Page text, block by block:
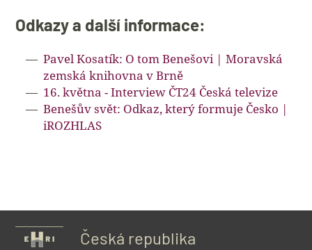
Odkazy a další informace:
Pavel Kosatík: O tom Benešovi | Moravská
zemská knihovna v Brně
16. května - Interview ČT24 Česká televize
Benešův svět: Odkaz, který formuje Česko |
iROZHLAS
Česká republika